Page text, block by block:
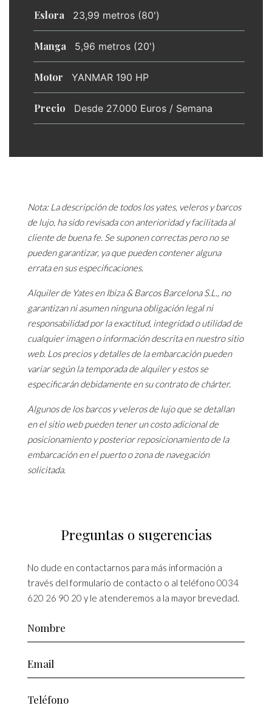
Eslora 23,99 metros (80')
Manga 5,96 metros (20')
Motor YANMAR 190 HP
Precio Desde 27.000 Euros / Semana
Nota: La descripción de todos los yates, veleros y barcos
de lujo, ha sido revisada con anterioridad y facilitada al
cliente de buena fe. Se suponen correctas pero no se
pueden garantizar, ya que pueden contener alguna
errata en sus especificaciones.
Alquiler de Yates en Ibiza & Barcos Barcelona S.L., no
garantizan ni asumen ninguna obligación legal ni
responsabilidad por la exactitud, integridad o utilidad de
cualquier imagen o información descrita en nuestro sitio
web. Los precios y detalles de la embarcación pueden
variar según la temporada de alquiler y estos se
especificarán debidamente en su contrato de chárter.
Algunos de los barcos y veleros de lujo que se detallan
en el sitio web pueden tener un costo adicional de
posicionamiento y posterior reposicionamiento de la
embarcación en el puerto o zona de navegación
solicitada.
Preguntas o sugerencias
No dude en contactarnos para más información a
través del formulario de contacto o al teléfono 0034
620 26 90 20 y le atenderemos a la mayor brevedad.